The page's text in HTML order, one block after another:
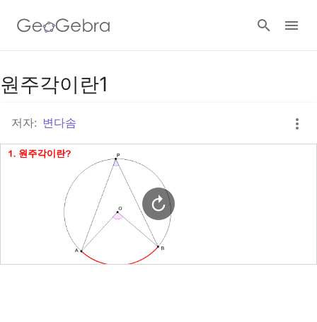
구글 클래스룸
지오지브라 클래스룸
로그인
원주각이란1
저자: 변다솜